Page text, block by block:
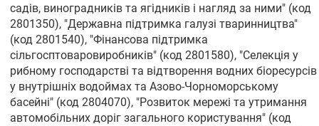
садів, виноградників та ягідників і нагляд за ними" (код
2801350), "Державна підтримка галузі тваринництва"
(код 2801540), "Фінансова підтримка
сільгосптоваровиробників" (код 2801580), "Селекція у
рибному господарстві та відтворення водних біоресурсів
у внутрішніх водоймах та Азово-Чорноморському
басейні" (код 2804070), "Розвиток мережі та утримання
автомобільних доріг загального користування" (код